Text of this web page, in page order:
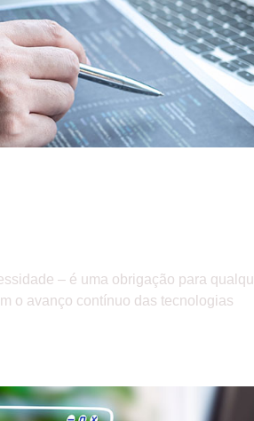
– é uma obrigação para
o avanço contínuo das tecnologias